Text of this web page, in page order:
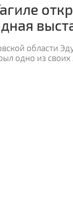
области
одно из